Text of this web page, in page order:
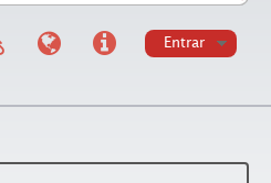
Entrar